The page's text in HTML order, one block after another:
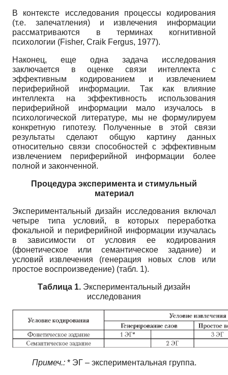
В контексте исследования процессы кодирования
(т.е. запечатления) и извлечения информации
рассматриваются в терминах когнитивной
психологии (Fisher, Craik Fergus, 1977).
Наконец, еще одна задача исследования
заключается в оценке связи интеллекта с
эффективным кодированием и извлечением
периферийной информации. Так как влияние
интеллекта на эффективность использования
периферийной информации мало изучалось в
психологической литературе, мы не формулируем
конкретную гипотезу. Полученные в этой связи
результаты сделают общую картину данных
относительно связи способностей с эффективным
извлечением периферийной информации более
полной и законченной.
Процедура эксперимента и стимульный
материал
Экспериментальный дизайн исследования включал
четыре типа условий, в которых переработка
фокальной и периферийной информации изучалась
в зависимости от условия ее кодирования
(фонетическое или семантическое задание) и
условий извлечения (генерация новых слов или
простое воспроизведение) (табл. 1).
Таблица 1. Экспериментальный дизайн
исследования
Примеч.:* ЭГ – экспериментальная группа.